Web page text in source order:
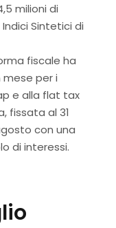
milioni di
Sintetici di
fiscale ha
per i
e alla flat tax
fissata al 31
con una
di interessi.